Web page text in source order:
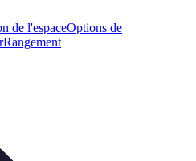
de l'espaceOptions de
Rangement